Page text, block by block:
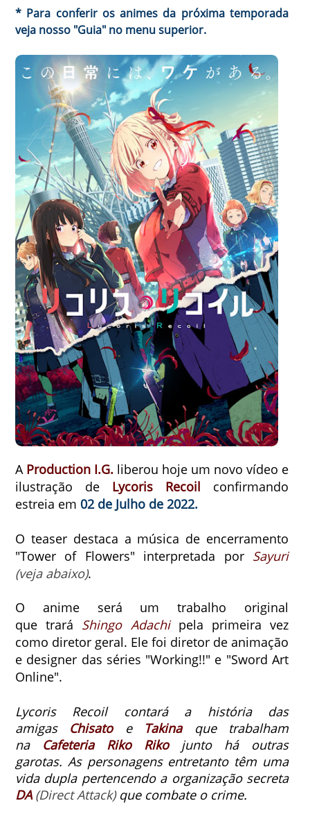
* Para conferir os animes da próxima temporada
veja nosso "Guia" no menu superior.
A Production I.G. liberou hoje um novo vídeo e
ilustração de
Lycoris Recoil
confirmando
estreia em 02 de Julho de 2022.
O teaser destaca a música de encerramento
"Tower of Flowers" interpretada por Sayuri
(veja abaixo).
O anime será um trabalho original
que trará Shingo Adachipela primeira vez
como diretor geral. Ele foi diretor de animação
e designer das séries "Working!!" e "Sword Art
Online".
Lycoris Recoil contará a história das
amigas Chisatoe Takinaque trabalham
na Cafeteria Riko Rikojunto há outras
garotas. As personagens entretanto têm uma
vida dupla pertencendo a organização secreta
DA(Direct Attack)que combate o crime.